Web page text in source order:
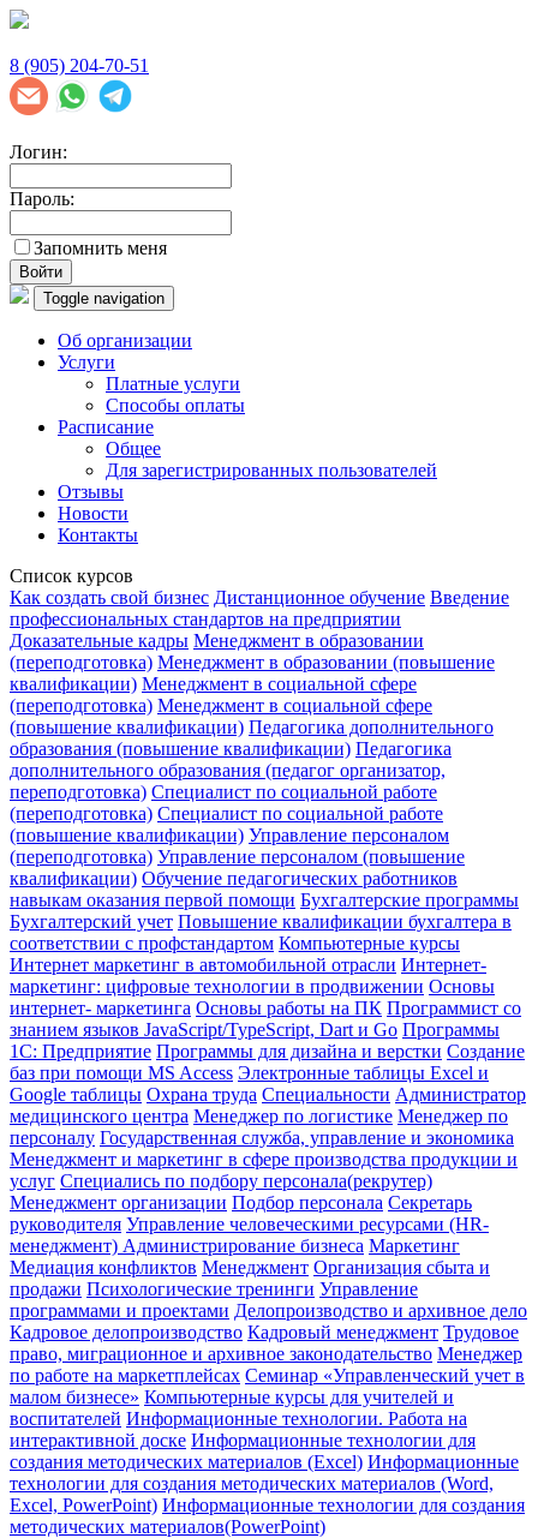
8 (905) 204-70-51
Логин:
Пароль:
Запомнить меня
Войти
Toggle navigation
Об организации
Услуги
Платные услуги
Способы оплаты
Расписание
Общее
Для зарегистрированных пользователей
Отзывы
Новости
Контакты
Список курсов
Как создать свой бизнес Дистанционное обучение Введение
профессиональных стандартов на предприятии
Доказательные кадры Менеджмент в образовании
(переподготовка) Менеджмент в образовании (повышение
квалификации) Менеджмент в социальной сфере
(переподготовка) Менеджмент в социальной сфере
(повышение квалификации) Педагогика дополнительного
образования (повышение квалификации) Педагогика
дополнительного образования (педагог организатор,
переподготовка) Специалист по социальной работе
(переподготовка) Специалист по социальной работе
(повышение квалификации) Управление персоналом
(переподготовка) Управление персоналом (повышение
квалификации) Обучение педагогических работников
навыкам оказания первой помощи Бухгалтерские программы
Бухгалтерский учет Повышение квалификации бухгалтера в
соответствии с профстандартом Компьютерные курсы
Интернет маркетинг в автомобильной отрасли Интернет-
маркетинг: цифровые технологии в продвижении Основы
интернет- маркетинга Основы работы на ПК Программист со
знанием языков JavaScript/TypeScript, Dart и Go Программы
1С: Предприятие Программы для дизайна и верстки Создание
баз при помощи MS Access Электронные таблицы Excel и
Google таблицы Охрана труда Специальности Администратор
медицинского центра Менеджер по логистике Менеджер по
персоналу Государственная служба, управление и экономика
Менеджмент и маркетинг в сфере производства продукции и
услуг Специались по подбору персонала(рекрутер)
Менеджмент организации Подбор персонала Секретарь
руководителя Управление человеческими ресурсами (HR-
менеджмент) Администрирование бизнеса Маркетинг
Медиация конфликтов Менеджмент Организация сбыта и
продажи Психологические тренинги Управление
программами и проектами Делопроизводство и архивное дело
Кадровое делопроизводство Кадровый менеджмент Трудовое
право, миграционное и архивное законодательство Менеджер
по работе на маркетплейсах Семинар «Управленческий учет в
малом бизнесе» Компьютерные курсы для учителей и
воспитателей Информационные технологии. Работа на
интерактивной доске Информационные технологии для
создания методических материалов (Excel) Информационные
технологии для создания методических материалов (Word,
Excel, PowerPoint) Информационные технологии для создания
методических материалов(PowerPoint)